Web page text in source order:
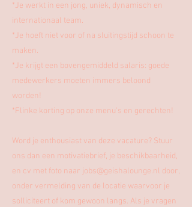
*Je werkt in een jong, uniek, dynamisch en
internationaal team.
*Je hoeft niet voor of na sluitingstijd schoon te
maken.
*Je krijgt een bovengemiddeld salaris: goede
medewerkers moeten immers beloond
worden!
*Flinke korting op onze menu's en gerechten!
Word je enthousiast van deze vacature? Stuur
ons dan een motivatiebrief, je beschikbaarheid,
en cv met foto naar jobs@geishalounge.nl door,
onder vermelding van de locatie waarvoor je
solliciteert of kom gewoon langs. Als je vragen